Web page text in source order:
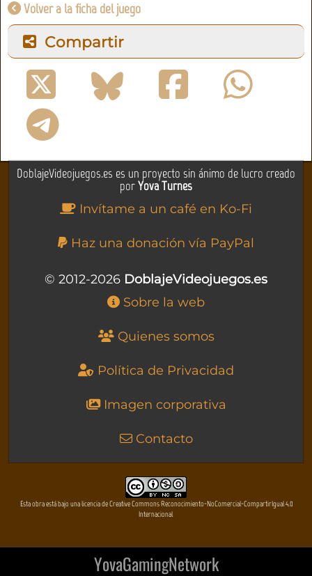
Volver a la ficha del juego
Compartir
DoblajeVideojuegos.es es un proyecto sin ánimo de lucro creado
porYova Turnes
Invítame a un café en Ko-Fi
Haz una donación vía PayPal
© 2012-2026 DoblajeVideojuegos.es
Sobre la web
Quienes somos
Política de Privacidad
Imagen corporativa
Contacto
Esta obra está bajo una licencia de Creative Commons Reconocimiento-NoComercial-CompartirIgual 4.0
Internacional
YovaGamingNetwork